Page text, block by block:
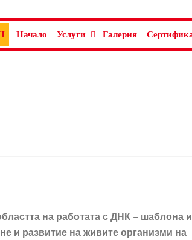
Начало Услуги Галерия
на работата с ДНК – шаблона и
и развитие на живите организми на